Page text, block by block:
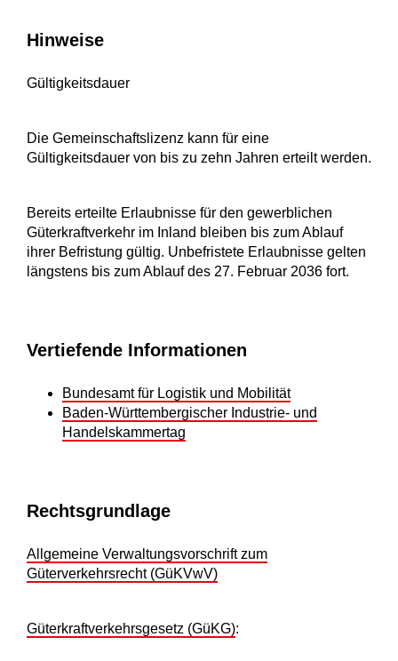
Hinweise
Gültigkeitsdauer
Die Gemeinschaftslizenz kann für eine
Gültigkeitsdauer von bis zu zehn Jahren erteilt werden.
Bereits erteilte Erlaubnisse für den gewerblichen
Güterkraftverkehr im Inland bleiben bis zum Ablauf
ihrer Befristung gültig. Unbefristete Erlaubnisse gelten
längstens bis zum Ablauf des 27. Februar 2036 fort.
Vertiefende Informationen
Bundesamt für Logistik und Mobilität
Baden-Württembergischer Industrie- und
Handelskammertag
Rechtsgrundlage
Allgemeine Verwaltungsvorschrift zum
Güterverkehrsrecht (GüKVwV)
Güterkraftverkehrsgesetz (GüKG):